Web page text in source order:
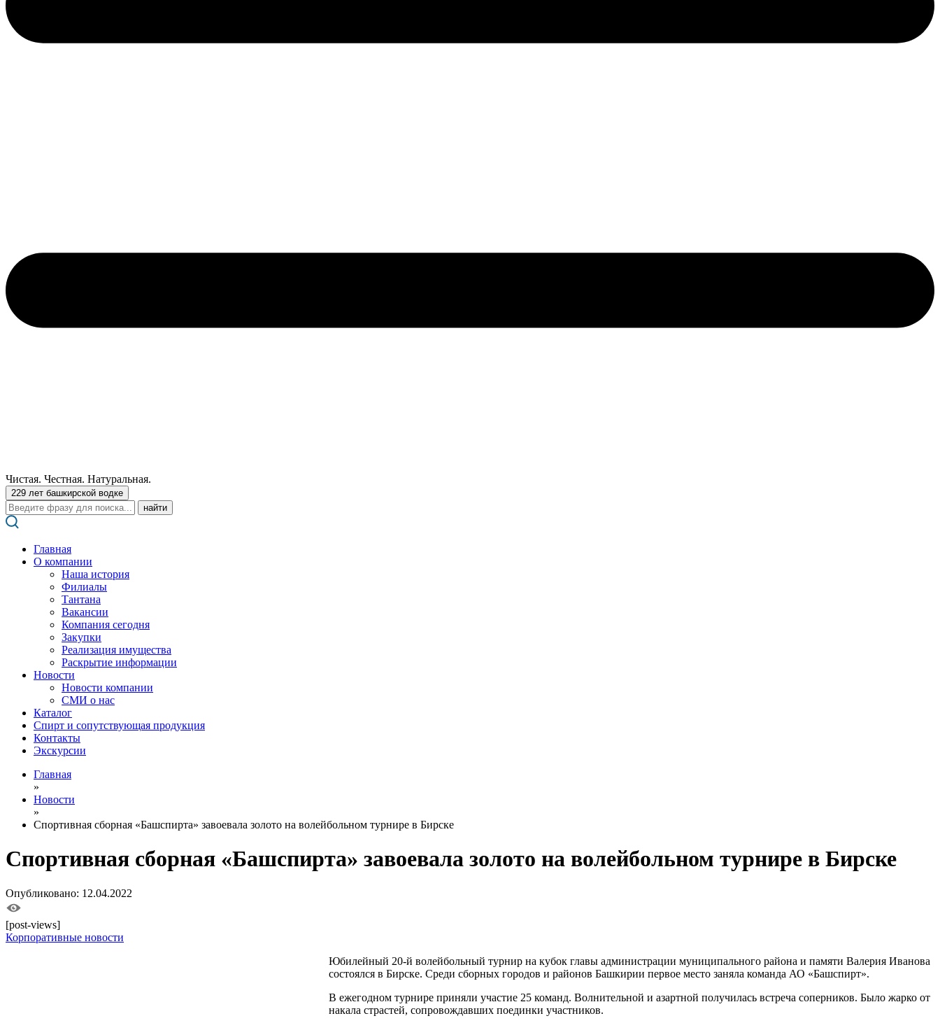
Чистая. Честная. Натуральная.
229 лет башкирской водке
Поиск:
Главная
О компании
Наша история
Филиалы
Тантана
Вакансии
Компания сегодня
Закупки
Реализация имущества
Раскрытие информации
Новости
Новости компании
СМИ о нас
Каталог
Спирт и сопутствующая продукция
Контакты
Экскурсии
Главная
»
Новости
»
Спортивная сборная «Башспирта» завоевала золото на волейбольном турнире в Бирске
Спортивная сборная «Башспирта» завоевала золото на волейбольном турнире в Бирске
Опубликовано: 12.04.2022
[post-views]
Корпоративные новости
Юбилейный 20-й волейбольный турнир на кубок главы администрации муниципального района и памяти Валерия Иванова
состоялся в Бирске. Среди сборных городов и районов Башкирии первое место заняла команда АО «Башспирт».
В ежегодном турнире приняли участие 25 команд. Волнительной и азартной получилась встреча соперников. Было жарко от
накала страстей, сопровождавших поединки участников.